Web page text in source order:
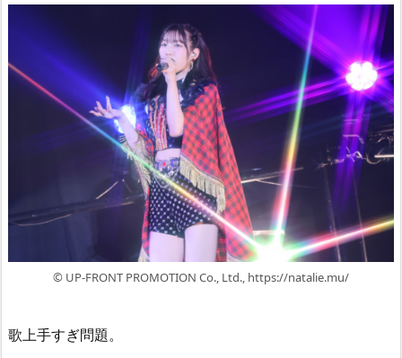
© UP-FRONT PROMOTION Co., Ltd., https://natalie.mu/
歌上手すぎ問題。